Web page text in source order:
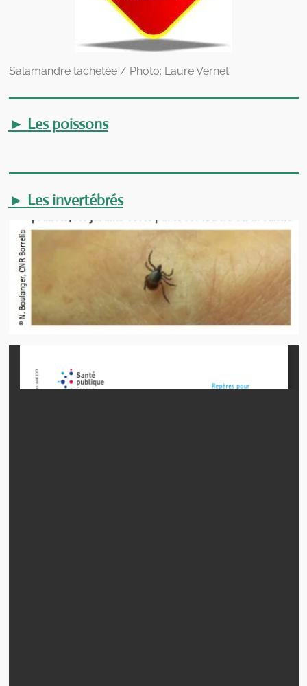
Salamandre tachetée / Photo: Laure Vernet
► Les poissons
► Les invertébrés